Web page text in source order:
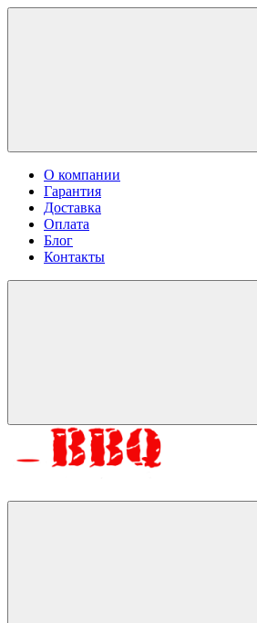
О компании
Гарантия
Доставка
Оплата
Блог
Контакты